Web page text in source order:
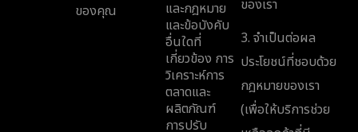
ของคุณ
และกฎหมาย
และข้อบังคับ
อื่นใดที่
เกี่ยวข้อง การ
วิเคราะห์การ
ตลาดและ
ผลิตภัณฑ์
การปรับ
ของเรา
3. จำเป็นต่อผล
ประโยชน์ที่ชอบด้วย
กฎหมายของเรา
(เพื่อให้บริการช่วย